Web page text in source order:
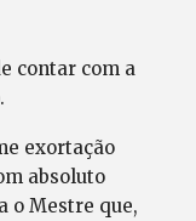
contar com a
exortação
absoluto
o Mestre que,